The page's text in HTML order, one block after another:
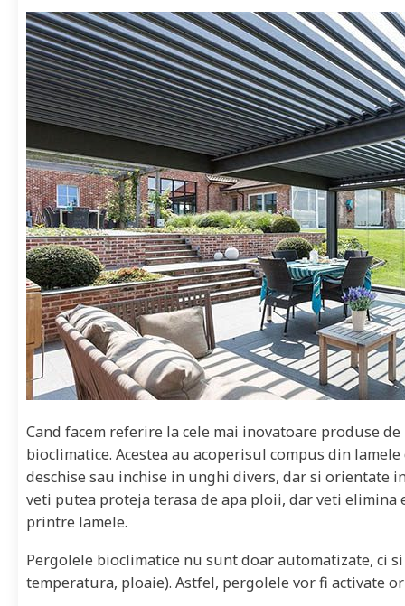
Cand facem referire la cele mai inovatoare produse
bioclimatice. Acestea au acoperisul compus din
deschise sau inchise in unghi divers, dar si orientate
veti putea proteja terasa de apa ploii, dar veti elimina
printre lamele.
Pergolele bioclimatice nu sunt doar automatizate, ci
temperatura, ploaie). Astfel, pergolele vor fi activate